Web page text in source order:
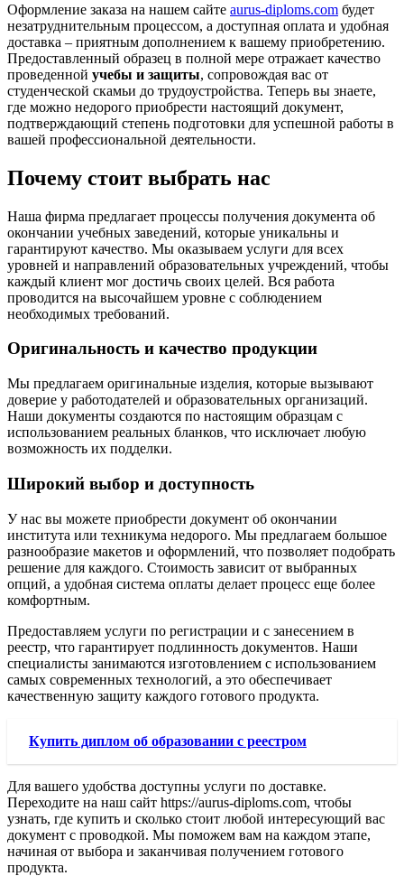
Оформление заказа на нашем сайте aurus-diploms.com будет
незатруднительным процессом, а доступная оплата и удобная
доставка – приятным дополнением к вашему приобретению.
Предоставленный образец в полной мере отражает качество
проведенной учебы и защиты, сопровождая вас от
студенческой скамьи до трудоустройства. Теперь вы знаете,
где можно недорого приобрести настоящий документ,
подтверждающий степень подготовки для успешной работы в
вашей профессиональной деятельности.
Почему стоит выбрать нас
Наша фирма предлагает процессы получения документа об
окончании учебных заведений, которые уникальны и
гарантируют качество. Мы оказываем услуги для всех
уровней и направлений образовательных учреждений, чтобы
каждый клиент мог достичь своих целей. Вся работа
проводится на высочайшем уровне с соблюдением
необходимых требований.
Оригинальность и качество продукции
Мы предлагаем оригинальные изделия, которые вызывают
доверие у работодателей и образовательных организаций.
Наши документы создаются по настоящим образцам с
использованием реальных бланков, что исключает любую
возможность их подделки.
Широкий выбор и доступность
У нас вы можете приобрести документ об окончании
института или техникума недорого. Мы предлагаем большое
разнообразие макетов и оформлений, что позволяет подобрать
решение для каждого. Стоимость зависит от выбранных
опций, а удобная система оплаты делает процесс еще более
комфортным.
Предоставляем услуги по регистрации и с занесением в
реестр, что гарантирует подлинность документов. Наши
специалисты занимаются изготовлением с использованием
самых современных технологий, а это обеспечивает
качественную защиту каждого готового продукта.
Купить диплом об образовании с реестром
Для вашего удобства доступны услуги по доставке.
Переходите на наш сайт https://aurus-diploms.com, чтобы
узнать, где купить и сколько стоит любой интересующий вас
документ с проводкой. Мы поможем вам на каждом этапе,
начиная от выбора и заканчивая получением готового
продукта.